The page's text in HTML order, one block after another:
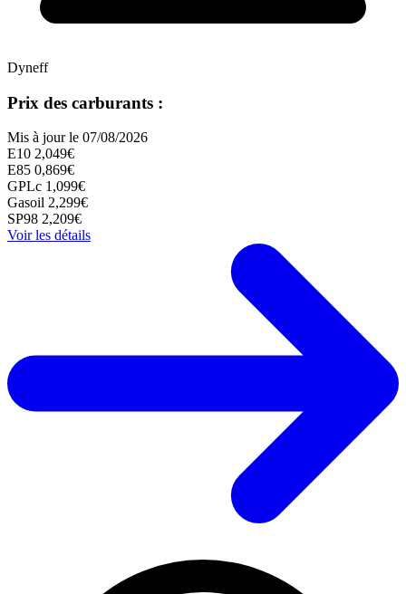
Dyneff
Prix des carburants :
Mis à jour le 07/08/2026
E10 2,049€
E85 0,869€
GPLc 1,099€
Gasoil 2,299€
SP98 2,209€
Voir les détails